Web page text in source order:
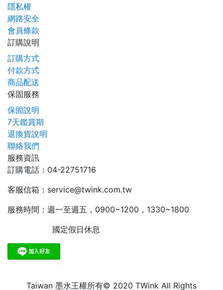
隱私權
網路安全
會員條款
訂購說明
訂購方式
付款方式
商品配送
保固服務
保固說明
7天鑑賞期
退換貨說明
聯絡我們
服務資訊
訂購電話：04-22751716
客服信箱：service@twink.com.tw
服務時間：週一至週五，0900~1200，1330~1800
國定假日休息
Taiwan 墨水王權所有© 2020 TWink All Rights